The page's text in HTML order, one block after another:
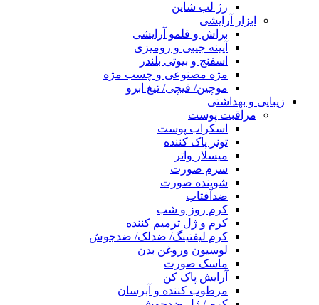
رژ لب شاین
ابزار آرایشی
براش و قلمو آرایشی
آیینه جیبی و رومیزی
اسفنج و بیوتی بلندر
مژه مصنوعی و چسب مژه
موچین/ قیچی/ تیغ ابرو
زیبایی و بهداشتی
مراقبت پوست
اسکراب پوست
تونر پاک کننده
میسلار واتر
سرم صورت
شوینده صورت
ضدآفتاب
کرم روز و شب
کرم و ژل ترمیم کننده
کرم لیفتینگ/ ضدلک/ ضدجوش
لوسیون وروغن بدن
ماسک صورت
آرایش پاک کن
مرطوب کننده و آبرسان